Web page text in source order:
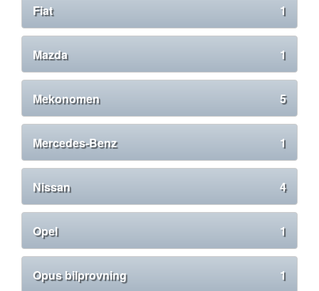
Fiat 1
Mazda 1
Mekonomen 5
Mercedes-Benz 1
Nissan 4
Opel 1
Opus bilprovning 1